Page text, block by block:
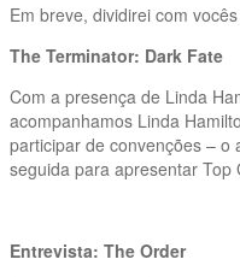
Em breve, dividirei com
The Terminator: Dark Fate
Com a presença de Linda
acompanhamos Linda
participar de convenções – o
seguida para apresentar
Entrevista: The Order